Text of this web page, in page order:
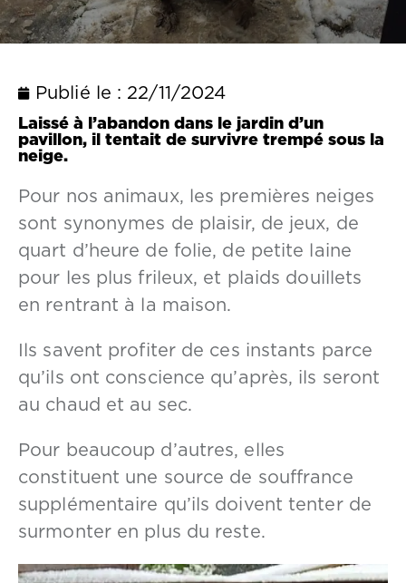
Publié le : 22/11/2024
Laissé à l’abandon dans le jardin d’un
pavillon, il tentait de survivre trempé sous la
neige.
Pour nos animaux, les premières neiges
sont synonymes de plaisir, de jeux, de
quart d’heure de folie, de petite laine
pour les plus frileux, et plaids douillets
en rentrant à la maison.
Ils savent profiter de ces instants parce
qu’ils ont conscience qu’après, ils seront
au chaud et au sec.
Pour beaucoup d’autres, elles
constituent une source de souffrance
supplémentaire qu’ils doivent tenter de
surmonter en plus du reste.